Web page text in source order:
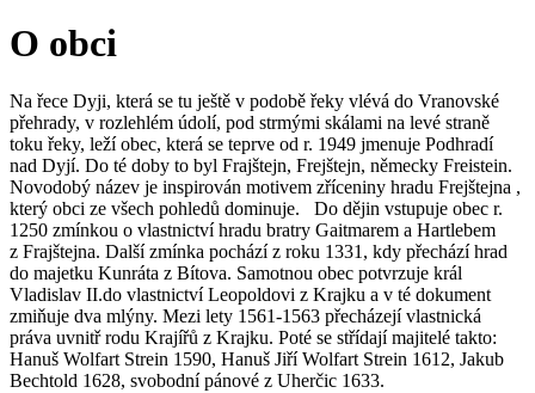
O obci
Na řece Dyji, která se tu ještě v podobě řeky vlévá do Vranovské
přehrady, v rozlehlém údolí, pod strmými skálami na levé straně
toku řeky, leží obec, která se teprve od r. 1949 jmenuje Podhradí
nad Dyjí. Do té doby to byl Frajštejn, Frejštejn, německy Freistein.
Novodobý název je inspirován motivem zříceniny hradu Frejštejna ,
který obci ze všech pohledů dominuje. Do dějin vstupuje obec r.
1250 zmínkou o vlastnictví hradu bratry Gaitmarem a Hartlebem
z Frajštejna. Další zmínka pochází z roku 1331, kdy přechází hrad
do majetku Kunráta z Bítova. Samotnou obec potvrzuje král
Vladislav II.do vlastnictví Leopoldovi z Krajku a v té dokument
zmiňuje dva mlýny. Mezi lety 1561-1563 přecházejí vlastnická
práva uvnitř rodu Krajířů z Krajku. Poté se střídají majitelé takto:
Hanuš Wolfart Strein 1590, Hanuš Jiří Wolfart Strein 1612, Jakub
Bechtold 1628, svobodní pánové z Uherčic 1633.